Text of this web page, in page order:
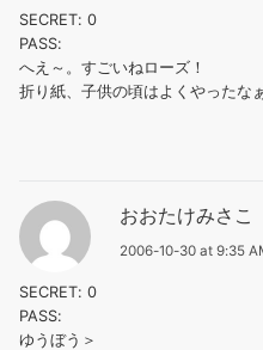
SECRET: 0
PASS:
へえ～。すごいねローズ！
折り紙、子供の頃はよくやったな
おおたけみさこ
2006-10-30 at 9:35
SECRET: 0
PASS:
ゆうぼう＞